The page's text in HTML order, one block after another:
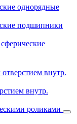
однорядные
подшипники
внутр.
внутр.
роликами